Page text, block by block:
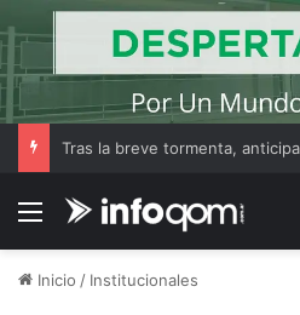
Menú
Inicio / Institucionales